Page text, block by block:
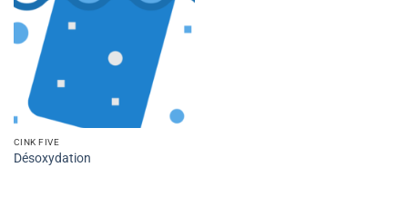
CINK FIVE
Désoxydation